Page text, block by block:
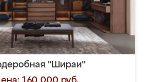
"Шираи"